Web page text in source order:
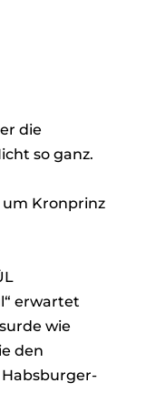
die
so ganz.
Kronprinz
erwartet
wie
den